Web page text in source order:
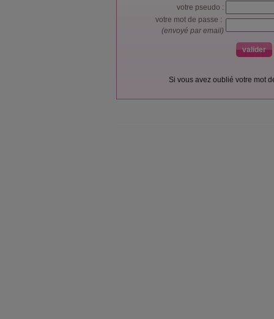
votre pseudo :
votre mot de passe :
(envoyé par email)
Si vous avez oublié votre mot